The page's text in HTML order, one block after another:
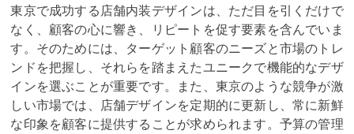
東京で成功する店舗内装デザインは、ただ目を引くだけで
なく、顧客の心に響き、リピートを促す要素を含んでいま
す。そのためには、ターゲット顧客のニーズと市場のトレ
ンドを把握し、それらを踏まえたユニークで機能的なデザ
インを選ぶことが重要です。また、東京のような競争が激
しい市場では、店舗デザインを定期的に更新し、常に新鮮
な印象を顧客に提供することが求められます。予算の管理